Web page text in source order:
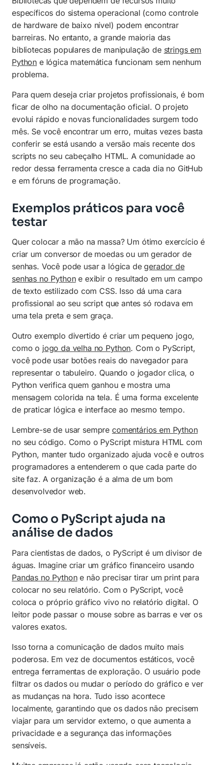
específicos do sistema operacional (como controle
de hardware de baixo nível) podem encontrar
barreiras. No entanto, a grande maioria das
bibliotecas populares de manipulação de strings em
Python e lógica matemática funcionam sem nenhum
problema.
Para quem deseja criar projetos profissionais, é bom
ficar de olho na documentação oficial. O projeto
evolui rápido e novas funcionalidades surgem todo
mês. Se você encontrar um erro, muitas vezes basta
conferir se está usando a versão mais recente dos
scripts no seu cabeçalho HTML. A comunidade ao
redor dessa ferramenta cresce a cada dia no GitHub
e em fóruns de programação.
Exemplos práticos para você
testar
Quer colocar a mão na massa? Um ótimo exercício é
criar um conversor de moedas ou um gerador de
senhas. Você pode usar a lógica degerador de
senhas no Pythone exibir o resultado em um campo
de texto estilizado com CSS. Isso dá uma cara
profissional ao seu script que antes só rodava em
uma tela preta e sem graça.
Outro exemplo divertido é criar um pequeno jogo,
como o jogo da velha no Python. Com o PyScript,
você pode usar botões reais do navegador para
representar o tabuleiro. Quando o jogador clica, o
Python verifica quem ganhou e mostra uma
mensagem colorida na tela. É uma forma excelente
de praticar lógica e interface ao mesmo tempo.
Lembre-se de usar sempre comentários em Python
no seu código. Como o PyScript mistura HTML com
Python, manter tudo organizado ajuda você e outros
programadores a entenderem o que cada parte do
site faz. A organização é a alma de um bom
desenvolvedor web.
Como o PyScript ajuda na
análise de dados
Para cientistas de dados, o PyScript é um divisor de
águas. Imagine criar um gráfico financeiro usando
Pandas no Pythone não precisar tirar um print para
colocar no seu relatório. Com o PyScript, você
coloca o próprio gráfico vivo no relatório digital. O
leitor pode passar o mouse sobre as barras e ver os
valores exatos.
Isso torna a comunicação de dados muito mais
poderosa. Em vez de documentos estáticos, você
entrega ferramentas de exploração. O usuário pode
filtrar os dados ou mudar o período do gráfico e ver
as mudanças na hora. Tudo isso acontece
localmente, garantindo que os dados não precisem
viajar para um servidor externo, o que aumenta a
privacidade e a segurança das informações
sensíveis.